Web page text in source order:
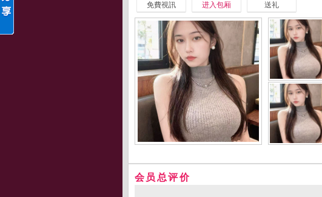
免費視訊 进入包厢 送礼
会员总评价